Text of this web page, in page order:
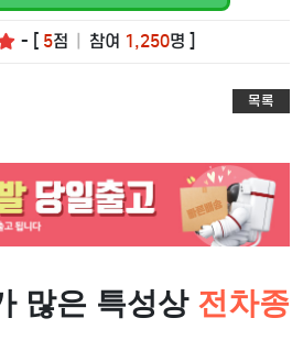
- [ 5점 참여 1,250명 ]
목록
많은 특성상 전차종